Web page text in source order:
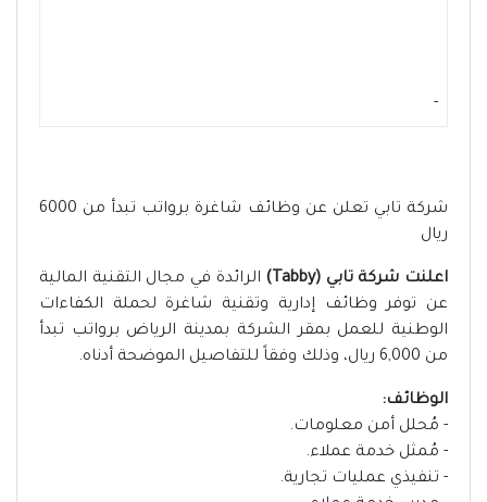
-
شركة تابي تعلن عن وظائف شاغرة برواتب تبدأ من 6000
ريال
اعلنت شركة تابي (Tabby)
الرائدة في مجال التقنية المالية
عن توفر وظائف إدارية وتقنية شاغرة لحملة الكفاءات
الوطنية للعمل بمقر الشركة بمدينة الرياض برواتب تبدأ
من 6,000 ريال، وذلك وفقاً للتفاصيل الموضحة أدناه.
الوظائف:
- مُحلل أمن معلومات.
- مُمثل خدمة عملاء.
- تنفيذي عمليات تجارية.